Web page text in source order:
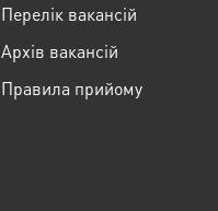
Перелік вакансій
Архів вакансій
Правила прийому